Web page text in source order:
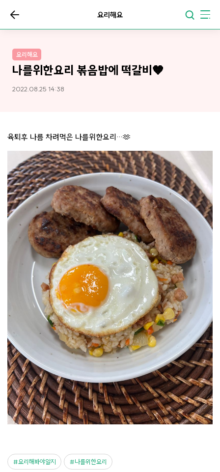
요리해요
요리해요
나를위한요리 볶음밥에 떡갈비🧡
2022.08.25 14:38
육퇴후 나름 차려먹은 나를위한요리…🫶
요리해봐야알지 나를위한요리